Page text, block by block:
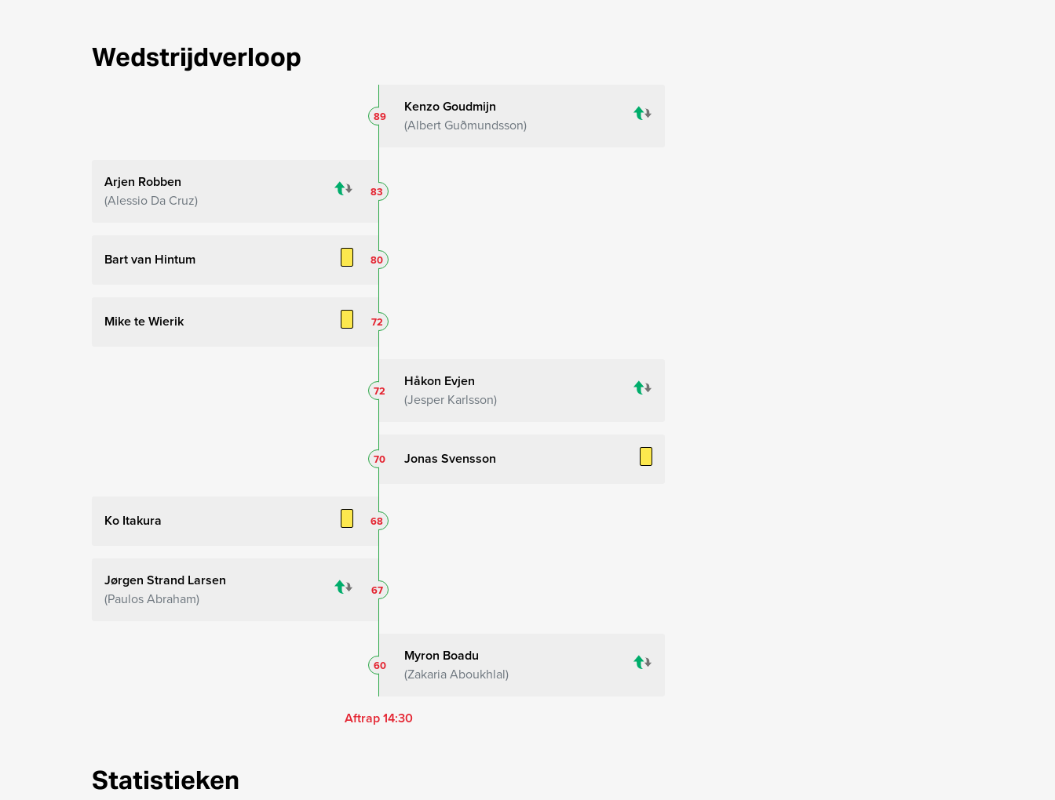
Wedstrijdverloop
Kenzo Goudmijn
Albert Guðmundsson
89
Arjen Robben
Alessio Da Cruz
83
Bart van Hintum 80
Mike te Wierik 72
Håkon Evjen
Jesper Karlsson
72
Jonas Svensson
70
Ko Itakura 68
Jørgen Strand Larsen
Paulos Abraham
67
Myron Boadu
Zakaria Aboukhlal
60
Aftrap 14:30
Statistieken